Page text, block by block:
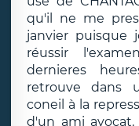
qu'il ne me
janvier puisque
réussir
dernieres
retrouve dans
coneil à la
d'un ami